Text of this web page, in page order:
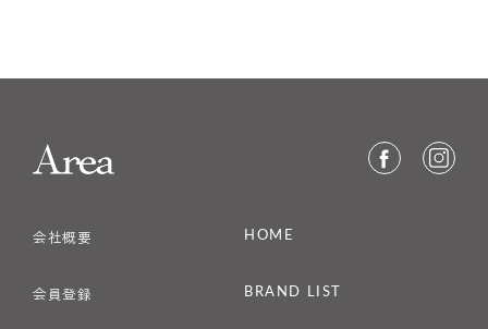
会社概要
会員登録
HOME
BRAND LIST